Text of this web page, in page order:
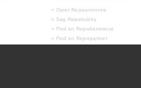
» Opret Rejseannonce
» Søg Rejsebubby
» Find en Rejsekammerat
» Find en Rejsepartner